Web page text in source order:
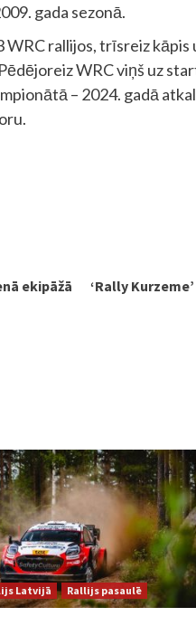
gada sezonā.
rallijos, trīsreiz
WRC viņš uz
– 2024. gadā
ekipāžā
‘Rally
Latvijā Rallijs pasaulē